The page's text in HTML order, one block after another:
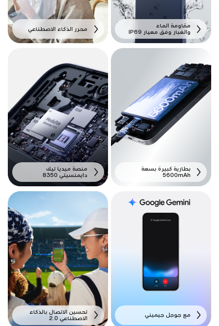
محرر الذكاء الاصطناعي
مقاومة الماء
والغبار وفق معيار IP69
منصة ميديا ​​تيك
دايمنسيتي 8350
بطارية كبيرة بسعة
5600mAh
تحسين الاتصال بالذكاء
الاصطناعي 2.0
مع جوجل جيميني